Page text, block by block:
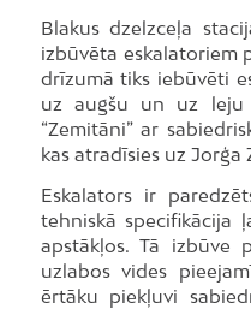
Blakus dzelzceļa
izbūvēta eskalatoriem
drīzumā tiks iebūvēti
uz augšu un uz leju
“Zemitāni” ar
kas atradīsies uz Jorģa
Eskalators ir
tehniskā specifikācija
apstākļos. Tā izbūve
uzlabos vides
ērtāku piekļuvi